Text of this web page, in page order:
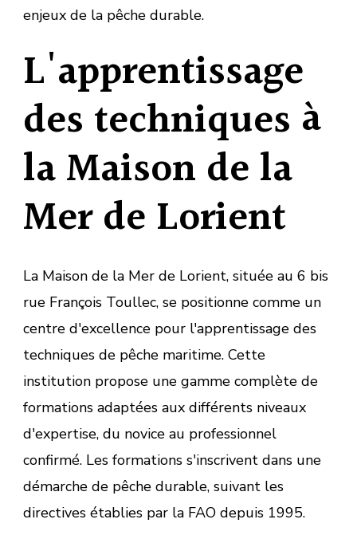
enjeux de la pêche durable.
L'apprentissage
des techniques à
la Maison de la
Mer de Lorient
La Maison de la Mer de Lorient, située au 6 bis
rue François Toullec, se positionne comme un
centre d'excellence pour l'apprentissage des
techniques de pêche maritime. Cette
institution propose une gamme complète de
formations adaptées aux différents niveaux
d'expertise, du novice au professionnel
confirmé. Les formations s'inscrivent dans une
démarche de pêche durable, suivant les
directives établies par la FAO depuis 1995.